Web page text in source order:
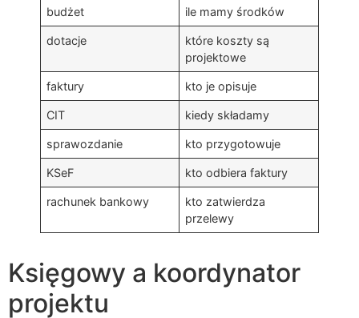
budżet ile mamy środków
dotacje
które koszty są
projektowe
faktury kto je opisuje
CIT kiedy składamy
sprawozdanie kto przygotowuje
KSeF kto odbiera faktury
rachunek bankowy
kto zatwierdza
przelewy
Księgowy a koordynator
projektu